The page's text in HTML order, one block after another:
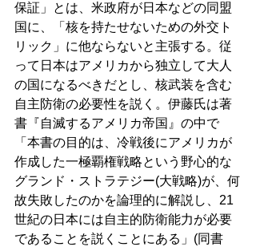
保証」とは、米政府が日本などの同盟
国に、「核を持たせないための外交ト
リック」に他ならないと主張する。従
って日本はアメリカから独立して大人
の国になるべきだとし、核武装を含む
自主防衛の必要性を説く。伊藤氏は著
書『自滅するアメリカ帝国』の中で
「本書の目的は、冷戦後にアメリカが
作成した一極覇権戦略という野心的な
グランド・ストラテジー(大戦略)が、何
故失敗したのかを論理的に解説し、21
世紀の日本には自主的防衛能力が必要
であることを説くことにある」(同書